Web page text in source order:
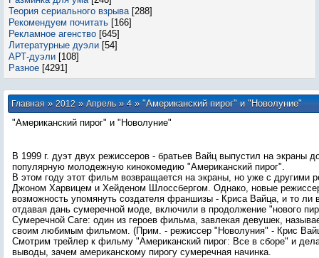
Теория сериального взрыва [288]
Рекомендуем почитать [166]
Рекламное агенство [645]
Литературные дуэли [54]
АРТ-дуэли [108]
Разное [4291]
Главная»2012 » Апрель » 4» "Американский пирог" и "Новолуние"
"Американский пирог" и "Новолуние"
В 1999 г. дуэт двух режиссеров - братьев Вайц выпустил на экраны
популярную молодежную кинокомедию "Американский пирог".
В этом году этот фильм возвращается на экраны, но уже с другими
Джоном Харвицем и Хейденом Шлоссбергом. Однако, новые
возможность упомянуть создателя франшизы - Криса Вайца, и то ли
отдавая дань сумеречной моде, включили в продолжение "нового
Сумеречной Саге: один из героев фильма, завлекая девушек,
своим любимым фильмом. (Прим. - режиссер "Новолуния" - Крис
Смотрим трейлер к фильму "Американский пирог: Все в сборе" и
выводы, зачем американскому пирогу сумеречная начинка.